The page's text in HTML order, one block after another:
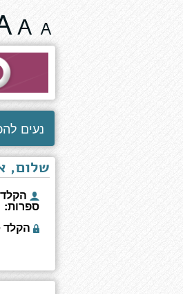
in
the
dark
שנה
גודל
וצבעים:
נעים
שלום,
ספרות:
הקלד